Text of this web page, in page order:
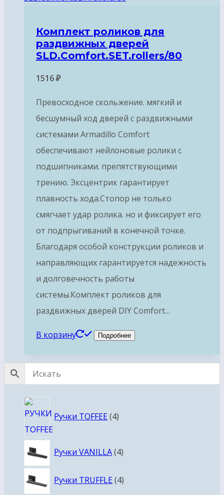
Комплект роликов для
раздвижных дверей
SLD.Comfort.SET.rollers/80
1516₽
Превосходное скольжение. мягкий и
бесшумный ход дверей с раздвижными
системами Armadillo Comfort
обеспечивают нейлоновые ролики с
подшипниками. препятствующими
трению. Эксцентрик гарантирует
плавность хода.Стопор не только
смягчает удар ролика. но и фиксирует его
от подпрыгиваний в конечной точке.
Благодаря особой конструкции роликов и
направляющих гарантируется надежность
и долговечность работы
системы.Комплект роликов для
раздвижных дверей DIY Comfort…
В корзину Подробнее
Ручки TOFFEE 4товара
Ручки VANILLA 44
Ручки TRUFFLE 44